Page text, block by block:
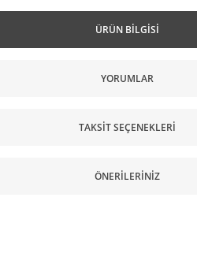
ÜRÜN BILGISI
YORUMLAR
TAKSIT SEÇENEKLERI
ÖNERILERINIZ